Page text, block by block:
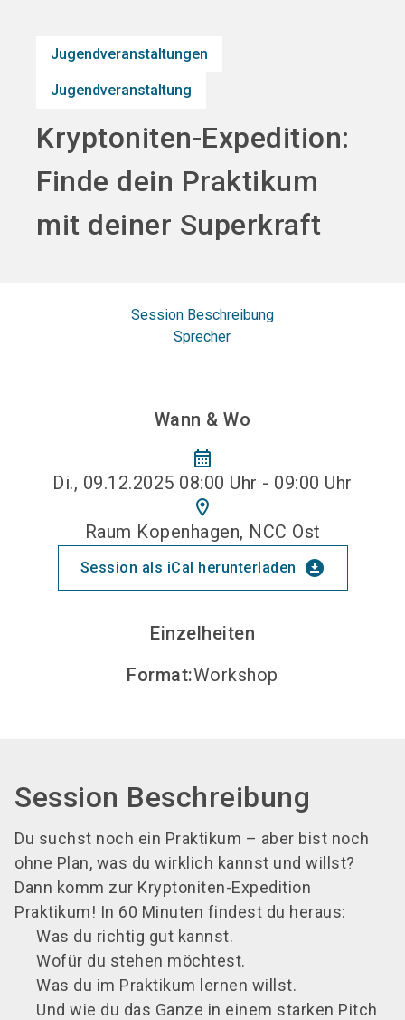
Jugendveranstaltungen
Jugendveranstaltung
Kryptoniten-Expedition:
Finde dein Praktikum
mit deiner Superkraft
Session Beschreibung
Sprecher
Wann & Wo
calendar_month
Di., 09.12.2025 08:00 Uhr - 09:00 Uhr
location_on
Raum Kopenhagen, NCC Ost
Session als iCal herunterladen download_for_offline
Einzelheiten
Format:Workshop
Session Beschreibung
Du suchst noch ein Praktikum – aber bist noch
ohne Plan, was du wirklich kannst und willst?
Dann komm zur Kryptoniten-Expedition
Praktikum! In 60 Minuten findest du heraus:
Was du richtig gut kannst.
Wofür du stehen möchtest.
Was du im Praktikum lernen willst.
Und wie du das Ganze in einem starken Pitch